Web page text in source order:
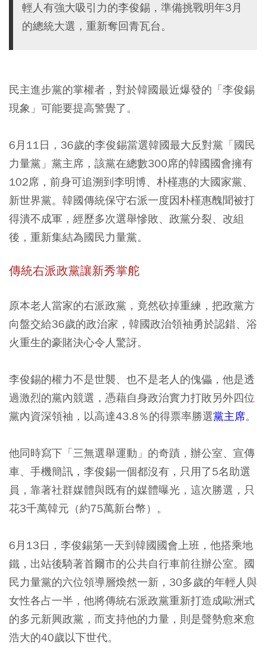
輕人有強大吸引力的李俊錫，準備挑戰明年3月
的總統大選，重新奪回青瓦台。
民主進步黨的掌權者，對於韓國最近爆發的「李俊錫
現象」可能要提高警覺了。
6月11日，36歲的李俊錫當選韓國最大反對黨「國民
力量黨」黨主席，該黨在總數300席的韓國國會擁有
102席，前身可追溯到李明博、朴槿惠的大國家黨、
新世界黨。韓國傳統保守右派一度因朴槿惠醜聞被打
得潰不成軍，經歷多次選舉慘敗、政黨分裂、改組
後，重新集結為國民力量黨。
傳統右派政黨讓新秀掌舵
原本老人當家的右派政黨，竟然砍掉重練，把政黨方
向盤交給36歲的政治家，韓國政治領袖勇於認錯、浴
火重生的豪賭決心令人驚訝。
李俊錫的權力不是世襲、也不是老人的傀儡，他是透
過激烈的黨內競選，憑藉自身政治實力打敗另外四位
黨內資深領袖，以高達43.8％的得票率勝選黨主席。
他同時寫下「三無選舉運動」的奇蹟，辦公室、宣傳
車、手機簡訊，李俊錫一個都沒有，只用了5名助選
員，靠著社群媒體與既有的媒體曝光，這次勝選，只
花3千萬韓元（約75萬新台幣）。
6月13日，李俊錫第一天到韓國國會上班，他搭乘地
鐵，出站後騎著首爾市的公共自行車前往辦公室。國
民力量黨的六位領導層煥然一新，30多歲的年輕人與
女性各占一半，他將傳統右派政黨重新打造成歐洲式
的多元新興政黨，而支持他的力量，則是聲勢愈來愈
浩大的40歲以下世代。